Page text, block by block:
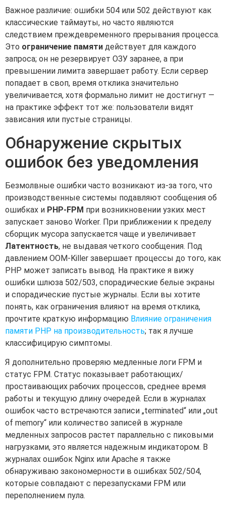
Важное различие: ошибки 504 или 502 действуют как
классические таймауты, но часто являются
следствием преждевременного прерывания процесса.
Это ограничение памяти действует для каждого
запроса; он не резервирует ОЗУ заранее, а при
превышении лимита завершает работу. Если сервер
попадает в своп, время отклика значительно
увеличивается, хотя формально лимит не достигнут —
на практике эффект тот же: пользователи видят
зависания или пустые страницы.
Обнаружение скрытых
ошибок без уведомления
Безмолвные ошибки часто возникают из-за того, что
производственные системы подавляют сообщения об
ошибках и PHP-FPM при возникновении узких мест
запускает заново Worker. При приближении к пределу
сборщик мусора запускается чаще и увеличивает
Латентность, не выдавая четкого сообщения. Под
давлением OOM-Killer завершает процессы до того, как
PHP может записать вывод. На практике я вижу
ошибки шлюза 502/503, спорадические белые экраны
и спорадические пустые журналы. Если вы хотите
понять, как ограничения влияют на время отклика,
прочтите краткую информацию Влияние ограничения
памяти PHP на производительность; так я лучше
классифицирую симптомы.
Я дополнительно проверяю медленные логи FPM и
статус FPM. Статус показывает работающих/
простаивающих рабочих процессов, среднее время
работы и текущую длину очередей. Если в журналах
ошибок часто встречаются записи „terminated“ или „out
of memory“ или количество записей в журнале
медленных запросов растет параллельно с пиковыми
нагрузками, это является надежным индикатором. В
журналах ошибок Nginx или Apache я также
обнаруживаю закономерности в ошибках 502/504,
которые совпадают с перезапусками FPM или
переполнением пула.